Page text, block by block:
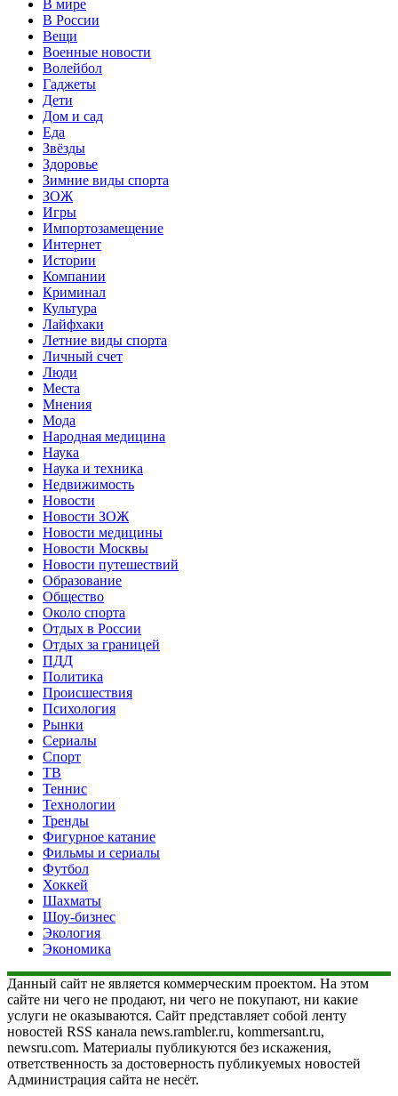
В мире
В России
Вещи
Военные новости
Волейбол
Гаджеты
Дети
Дом и сад
Еда
Звёзды
Здоровье
Зимние виды спорта
ЗОЖ
Игры
Импортозамещение
Интернет
Истории
Компании
Криминал
Культура
Лайфхаки
Летние виды спорта
Личный счет
Люди
Места
Мнения
Мода
Народная медицина
Наука
Наука и техника
Недвижимость
Новости
Новости ЗОЖ
Новости медицины
Новости Москвы
Новости путешествий
Образование
Общество
Около спорта
Отдых в России
Отдых за границей
ПДД
Политика
Происшествия
Психология
Рынки
Сериалы
Спорт
ТВ
Теннис
Технологии
Тренды
Фигурное катание
Фильмы и сериалы
Футбол
Хоккей
Шахматы
Шоу-бизнес
Экология
Экономика
Данный сайт не является коммерческим проектом. На этом
сайте ни чего не продают, ни чего не покупают, ни какие
услуги не оказываются. Сайт представляет собой ленту
новостей RSS канала news.rambler.ru, kommersant.ru,
newsru.com. Материалы публикуются без искажения,
ответственность за достоверность публикуемых новостей
Администрация сайта не несёт.